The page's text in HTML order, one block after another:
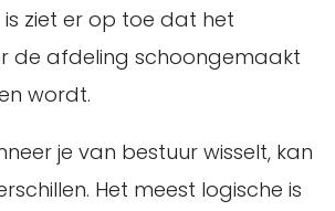
ziet er op toe dat het
de afdeling schoongemaakt
wordt.
je van bestuur wisselt, kan
Het meest logische is